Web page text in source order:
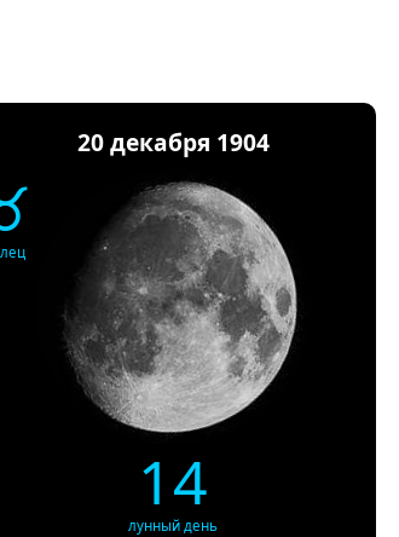
20 декабря 1904
14
лунный день